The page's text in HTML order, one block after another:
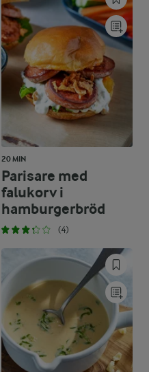
20 MIN
Parisare med
falukorv i
hamburgerbröd
(4)